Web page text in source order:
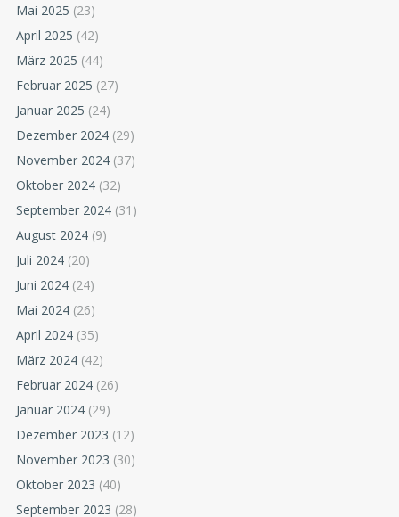
Mai 2025 (23)
April 2025 (42)
März 2025 (44)
Februar 2025 (27)
Januar 2025 (24)
Dezember 2024 (29)
November 2024 (37)
Oktober 2024 (32)
September 2024 (31)
August 2024 (9)
Juli 2024 (20)
Juni 2024 (24)
Mai 2024 (26)
April 2024 (35)
März 2024 (42)
Februar 2024 (26)
Januar 2024 (29)
Dezember 2023 (12)
November 2023 (30)
Oktober 2023 (40)
September 2023 (28)